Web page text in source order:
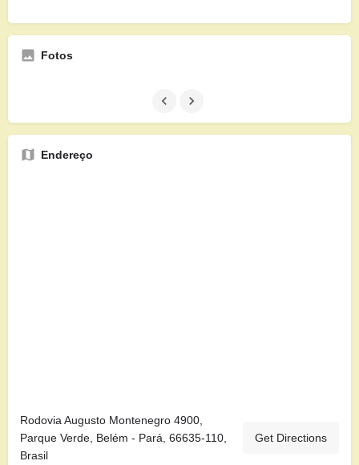
Fotos
Endereço
Rodovia Augusto Montenegro 4900,
Parque Verde, Belém - Pará, 66635-110,
Brasil
Get Directions